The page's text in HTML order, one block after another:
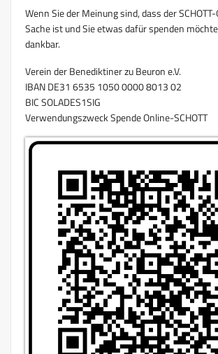
Wenn Sie der Meinung sind, dass der
Sache ist und Sie etwas dafür spenden
dankbar.
Verein der Benediktiner zu Beuron e.V.
IBAN DE31 6535 1050 0000 8013 02
BIC SOLADES1SIG
Verwendungszweck Spende Online-SCHOTT